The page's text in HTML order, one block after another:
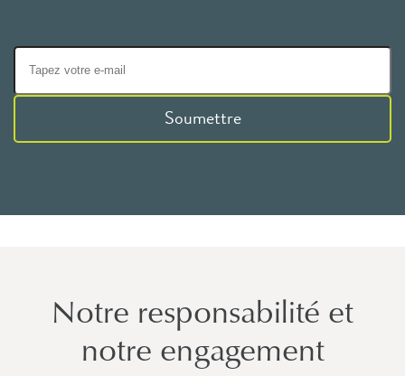
Soumettre
Notre responsabilité et
notre engagement